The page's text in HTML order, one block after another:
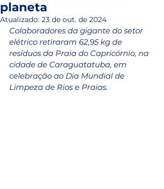
planeta
Atualizado: 23 de out. de 2024
Colaboradores da gigante do setor
elétrico retiraram 62,95 kg de
resíduos da Praia do Capricórnio, na
cidade de Caraguatatuba, em
celebração ao Dia Mundial de
Limpeza de Rios e Praias.